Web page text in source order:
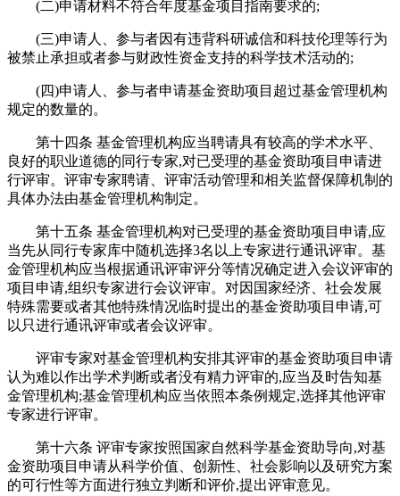
(二)申请材料不符合年度基金项目指南要求的;
(三)申请人、参与者因有违背科研诚信和科技伦理等行为
被禁止承担或者参与财政性资金支持的科学技术活动的;
(四)申请人、参与者申请基金资助项目超过基金管理机构
规定的数量的。
第十四条 基金管理机构应当聘请具有较高的学术水平、
良好的职业道德的同行专家,对已受理的基金资助项目申请进
行评审。评审专家聘请、评审活动管理和相关监督保障机制的
具体办法由基金管理机构制定。
第十五条 基金管理机构对已受理的基金资助项目申请,应
当先从同行专家库中随机选择3名以上专家进行通讯评审。基
金管理机构应当根据通讯评审评分等情况确定进入会议评审的
项目申请,组织专家进行会议评审。对因国家经济、社会发展
特殊需要或者其他特殊情况临时提出的基金资助项目申请,可
以只进行通讯评审或者会议评审。
评审专家对基金管理机构安排其评审的基金资助项目申请
认为难以作出学术判断或者没有精力评审的,应当及时告知基
金管理机构;基金管理机构应当依照本条例规定,选择其他评审
专家进行评审。
第十六条 评审专家按照国家自然科学基金资助导向,对基
金资助项目申请从科学价值、创新性、社会影响以及研究方案
的可行性等方面进行独立判断和评价,提出评审意见。